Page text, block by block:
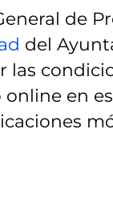
de
del
en